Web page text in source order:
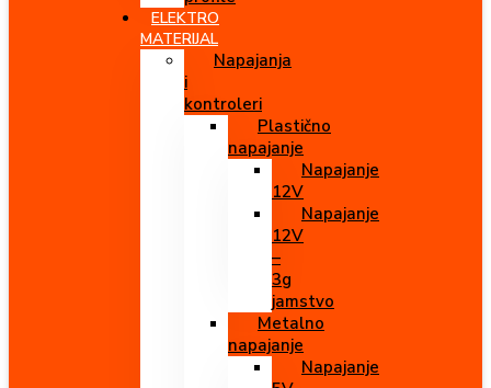
ELEKTRO
MATERIJAL
Napajanja
i
kontroleri
Plastično
napajanje
Napajanje
12V
Napajanje
12V
–
3g
jamstvo
Metalno
napajanje
Napajanje